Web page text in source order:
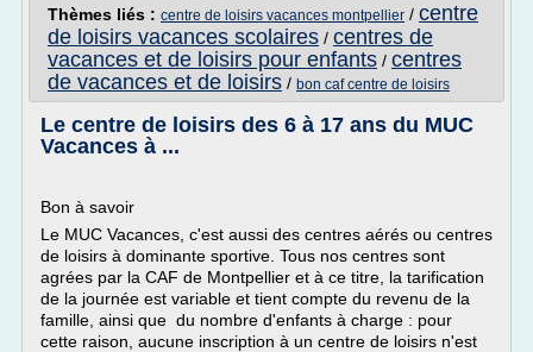
Thèmes liés : centre de loisirs vacances montpellier / centre
de loisirs vacances scolaires / centres de
vacances et de loisirs pour enfants / centres
de vacances et de loisirs / bon caf centre de loisirs
Le centre de loisirs des 6 à 17 ans du MUC
Vacances à ...
Bon à savoir
Le MUC Vacances, c'est aussi des centres aérés ou centres
de loisirs à dominante sportive. Tous nos centres sont
agrées par la CAF de Montpellier et à ce titre, la tarification
de la journée est variable et tient compte du revenu de la
famille, ainsi que du nombre d'enfants à charge : pour
cette raison, aucune inscription à un centre de loisirs n'est